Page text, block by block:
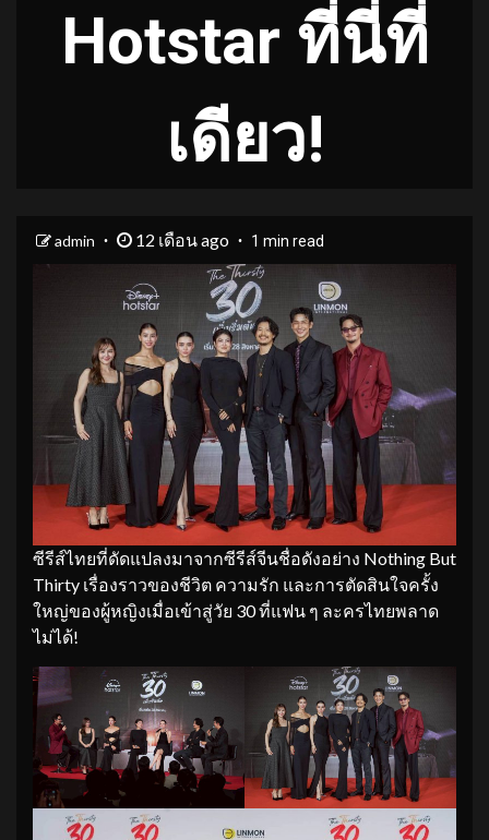
Hotstar ที่นี่ที่
เดียว!
admin 12 เดือน ago 1 min read
ซีรีส์ไทยที่ดัดแปลงมาจากซีรีส์จีนชื่อดังอย่าง Nothing But
Thirty เรื่องราวของชีวิต ความรัก และการตัดสินใจครั้ง
ใหญ่ของผู้หญิงเมื่อเข้าสู่วัย 30 ที่แฟน ๆ ละครไทยพลาด
ไม่ได้!